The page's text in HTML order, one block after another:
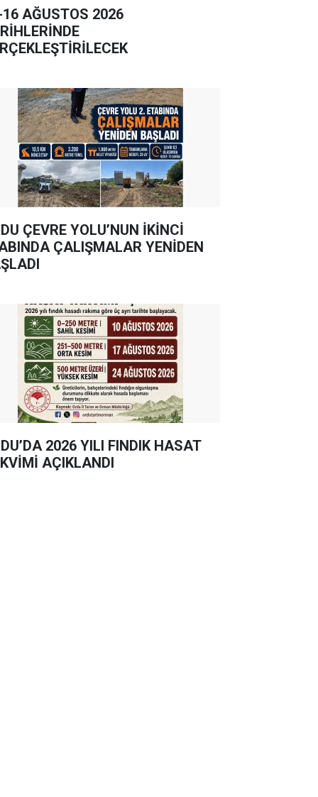
AĞUSTOS 2026
ÇEVRE YOLU’NUN İKİNCİ
ÇALIŞMALAR YENİDEN
2026 YILI FINDIK HASAT
AÇIKLANDI